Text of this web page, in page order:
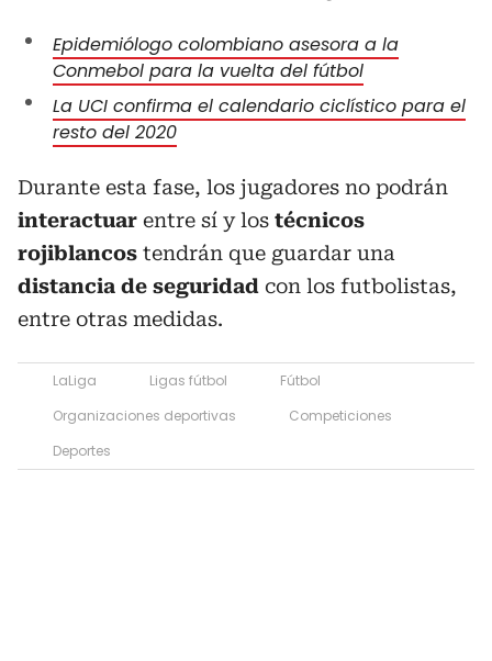
Epidemiólogo colombiano asesora a la
Conmebol para la vuelta del fútbol
La UCI confirma el calendario ciclístico para el
resto del 2020
Durante esta fase, los jugadores no podrán
interactuar entre sí y los técnicos
rojiblancos tendrán que guardar una
distancia de seguridad con los futbolistas,
entre otras medidas.
LaLiga Ligas fútbol
Fútbol
Organizaciones deportivas
Competiciones
Deportes